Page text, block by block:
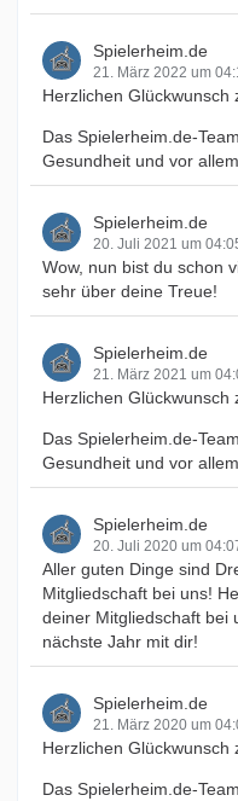
Spielerheim.de
21. März 2022 um
Herzlichen Glückwunsch
Das Spielerheim.de-
Gesundheit und vor
Spielerheim.de
20. Juli 2021 um
Wow, nun bist du schon
sehr über deine Treue!
Spielerheim.de
21. März 2021 um
Herzlichen Glückwunsch
Das Spielerheim.de-
Gesundheit und vor
Spielerheim.de
20. Juli 2020 um
Aller guten Dinge sind
Mitgliedschaft bei uns!
deiner Mitgliedschaft bei
nächste Jahr mit dir!
Spielerheim.de
21. März 2020 um
Herzlichen Glückwunsch
Das Spielerheim.de-